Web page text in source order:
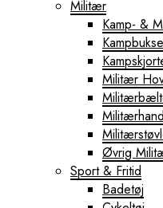
Militær
Kamp- &
Militær
Øvrig
Sport & Fritid
Badetøj